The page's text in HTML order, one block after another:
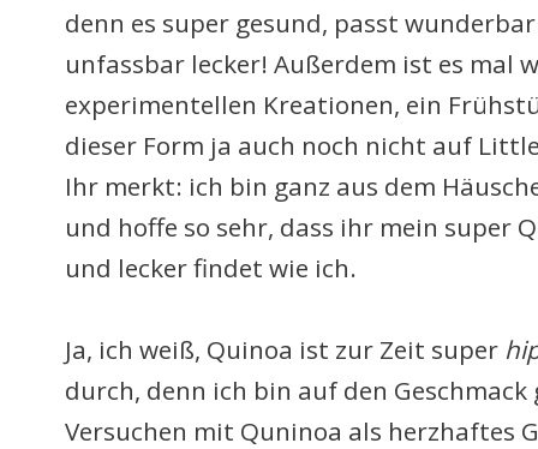
denn es super gesund, passt
unfassbar lecker! Außerdem ist es mal
experimentellen Kreationen, ein
dieser Form ja auch noch nicht auf
Ihr merkt: ich bin ganz aus dem
und hoffe so sehr, dass ihr mein super
und lecker findet wie ich.
Ja, ich weiß, Quinoa ist zur Zeit super
durch, denn ich bin auf den
Versuchen mit Quninoa als herzhaftes